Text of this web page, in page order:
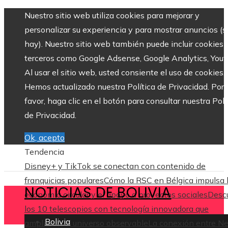
Nuestro sitio web utiliza cookies para mejorar y
personalizar su experiencia y para mostrar anuncios
hay). Nuestro sitio web también puede incluir cookies
terceros como Google Adsense, Google Analytics,
Al usar el sitio web, usted consiente el uso de cookies.
Hemos actualizado nuestra Política de Privacidad. Por
favor, haga clic en el botón para consultar nuestra
de Privacidad.
Ok, acepto
Tendencia
Disney+ y TikTok se conectan con contenido de
franquicias popularesCómo la RSC en Bélgica impulsa
economía circular y el apoyo a proyectos sociales
los 10 telescopios con tecnología innovadora que
ampliaron el universo observable La conexión entre
NOTICIAS DE BOLIVIA
Bolivia